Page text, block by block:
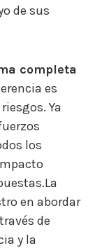
de sus
completa
es
Ya
los
en abordar
de
y la